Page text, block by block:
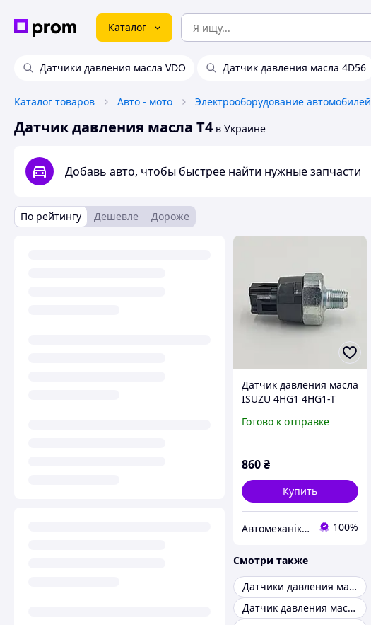
Каталог
Датчики давления масла VDO Датчик давления масла 4D56
Каталог товаров Авто - мото Электрооборудование автомобилей
Датчик давления масла T4 в Украине
Добавь авто, чтобы быстрее найти нужные запчасти
По рейтингу Дешевле Дороже
Датчик давления масла
ISUZU 4HG1 4HG1-T
Готово к отправке
860₴
Купить
Автомеханіка Дистрибюшн 100%
Смотри также
Датчики давления масла VDO
Датчик давления масла 4D56